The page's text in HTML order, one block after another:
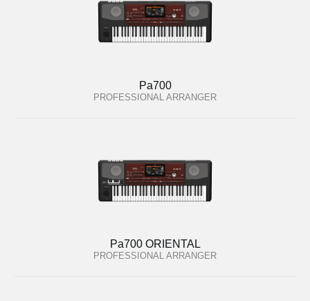
Pa700
PROFESSIONAL ARRANGER
Pa700 ORIENTAL
PROFESSIONAL ARRANGER